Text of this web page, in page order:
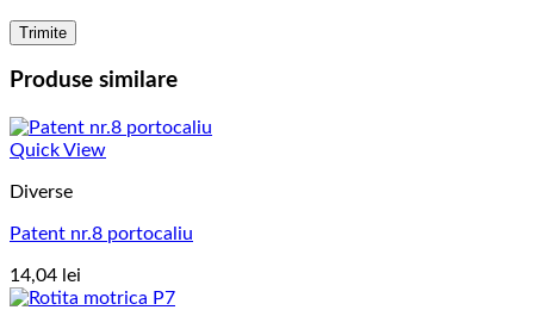
Produse similare
Quick View
Diverse
Patent nr.8 portocaliu
14,04 lei